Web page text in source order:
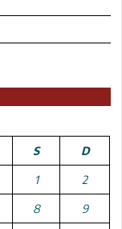
S D
1 2
8 9